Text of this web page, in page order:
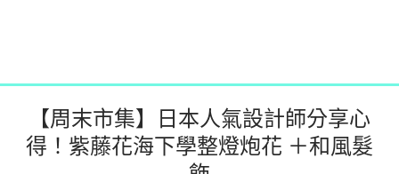
【周末市集】日本人氣設計師分享心
得！紫藤花海下學整燈炮花 ＋和風髮